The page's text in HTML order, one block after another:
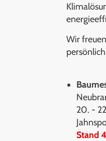
Wir
20. -
Stand